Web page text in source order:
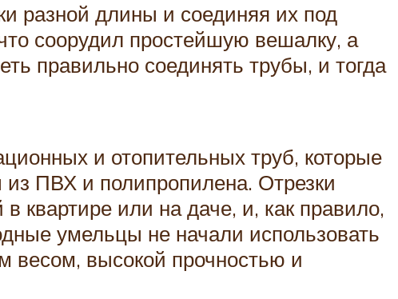
разной длины и соединяя их под
соорудил простейшую вешалку, а
правильно соединять трубы, и тогда
и отопительных труб, которые
ПВХ и полипропилена. Отрезки
квартире или на даче, и, как правило,
умельцы не начали использовать
весом, высокой прочностью и